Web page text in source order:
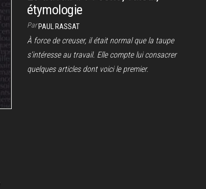
étymologie
ParPAUL RASSAT
À force de creuser, il était normal que la taupe
s’intéresse au travail. Elle compte lui consacrer
quelques articles dont voici le premier.